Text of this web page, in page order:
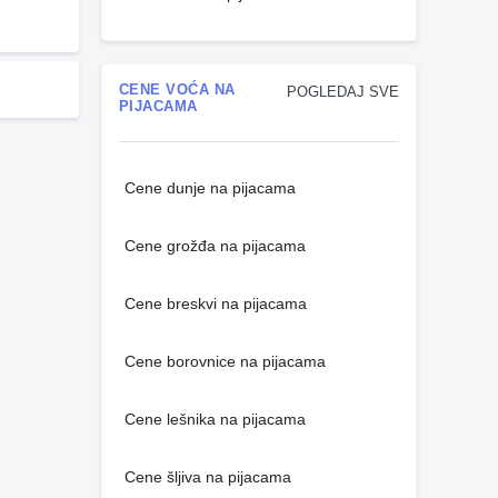
POGLEDAJ SVE
CENE VOĆA NA
PIJACAMA
Cene dunje na pijacama
Cene grožđa na pijacama
Cene breskvi na pijacama
Cene borovnice na pijacama
Cene lešnika na pijacama
Cene šljiva na pijacama